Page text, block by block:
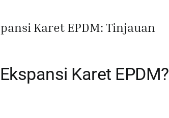
Karet EPDM: Tinjauan
Karet EPDM?